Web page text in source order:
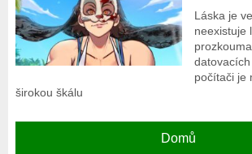
Láska je
neexistuje
počítači je
širokou škálu
Domů